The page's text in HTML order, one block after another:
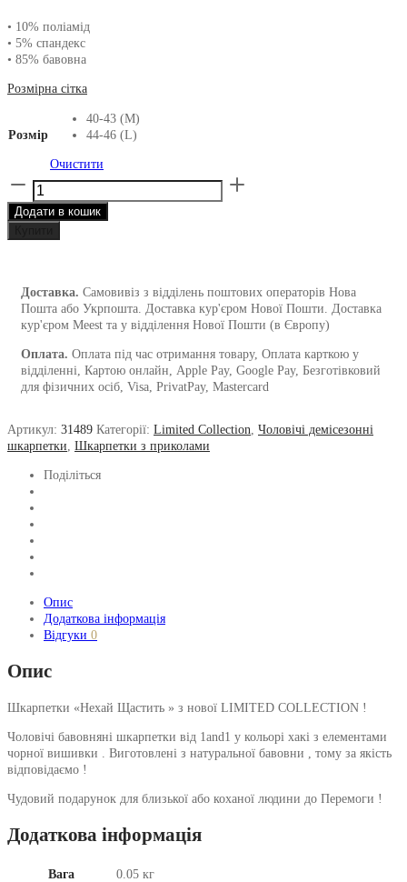
• 10% поліамід
• 5% спандекс
• 85% бавовна
Розмірна сітка
Розмір
40-43 (M)
44-46 (L)
Очистити
Шкарпетки
1and1
з
чоловічі
)
кількість
Додати в кошик
Доставка. Самовивіз з відділень поштових операторів Нова
Пошта або Укрпошта. Доставка кур'єром Нової Пошти. Доставка
кур'єром Meest та у відділення Нової Пошти (в Європу)
Оплата. Оплата під час отримання товару, Оплата карткою у
відділенні, Картою онлайн, Apple Pay, Google Pay, Безготівковий
для фізичних осіб, Visa, PrivatPay, Mastercard
Артикул: 31489 Категорії: Limited Collection, Чоловічі демісезонні
шкарпетки, Шкарпетки з приколами
Поділіться
Опис
Додаткова інформація
Відгуки 0
Опис
Шкарпетки «Нехай Щастить » з нової LIMITED COLLECTION !
Чоловічі бавовняні шкарпетки від 1and1 у кольорі хакі з елементами
чорної вишивки . Виготовлені з натуральної бавовни , тому за якість
відповідаємо !
Чудовий подарунок для близької або коханої людини до Перемоги !
Додаткова інформація
Вага
0.05 кг